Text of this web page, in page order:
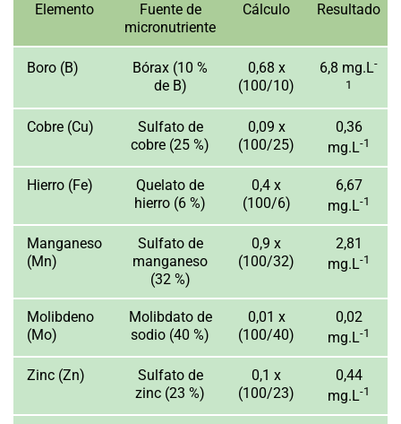
Elemento
Fuente de
micronutriente
Cálculo Resultado
Boro (B)
Bórax (10 %
de B)
0,68 x
(100/10)
6,8 mg.L-
1
Cobre (Cu)
Sulfato de
cobre (25 %)
0,09 x
(100/25)
0,36
mg.L-1
Hierro (Fe)
Quelato de
hierro (6 %)
0,4 x
(100/6)
6,67
mg.L-1
Manganeso
(Mn)
Sulfato de
manganeso
(32 %)
0,9 x
(100/32)
2,81
mg.L-1
Molibdeno
(Mo)
Molibdato de
sodio (40 %)
0,01 x
(100/40)
0,02
mg.L-1
Zinc (Zn)
Sulfato de
zinc (23 %)
0,1 x
(100/23)
0,44
mg.L-1